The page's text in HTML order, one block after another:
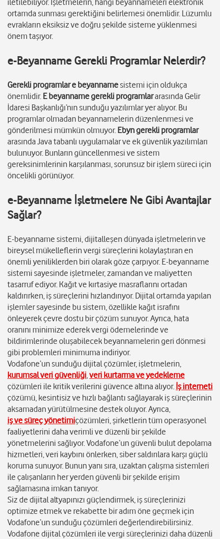
ortamda sunması gerektiğini belirlemesi önemlidir. Lüzumlu
evrakların eksiksiz ve doğru şekilde sisteme yüklenmesi
önem taşıyor.
e-Beyanname Gerekli Programlar Nelerdir?
Gerekli programlar e beyanname sistemi için oldukça
önemlidir. E beyanname gerekli programlararasında Gelir
İdaresi Başkanlığı’nın sunduğu yazılımlar yer alıyor. Bu
programlar olmadan beyannamelerin düzenlenmesi ve
gönderilmesi mümkün olmuyor. Ebyn gerekli programlar
arasında Java tabanlı uygulamalar ve ek güvenlik yazılımları
bulunuyor. Bunların güncellenmesi ve sistem
gereksinimlerinin karşılanması, sorunsuz bir işlem süreci için
öncelikli görünüyor.
e-Beyanname İşletmelere Ne Gibi Avantajlar
Sağlar?
E-beyanname sistemi, dijitalleşen dünyada işletmelerin ve
bireysel mükelleflerin vergi süreçlerini kolaylaştıran en
önemli yeniliklerden biri olarak göze çarpıyor. E-beyanname
sistemi sayesinde işletmeler, zamandan ve maliyetten
tasarruf ediyor. Kağıt ve kırtasiye masraflarını ortadan
kaldırırken, iş süreçlerini hızlandırıyor. Dijital ortamda yapılan
işlemler sayesinde bu sistem, özellikle kağıt israfını
önleyerek çevre dostu bir çözüm sunuyor. Ayrıca, hata
oranını minimize ederek vergi ödemelerinde ve
bildirimlerinde oluşabilecek beyannamelerin geri dönmesi
gibi problemleri minimuma indiriyor.
Vodafone’un sunduğu dijital çözümler, işletmelerin,
kurumsal veri güvenliği veri kurtarma ve yedekleme
çözümleri ile kritik verilerini güvence altına alıyor. İş interneti
çözümü, kesintisiz ve hızlı bağlantı sağlayarak iş süreçlerinin
aksamadan yürütülmesine destek oluyor. Ayrıca,
iş ve süreç yönetimiçözümleri, şirketlerin tüm operasyonel
faaliyetlerini daha verimli ve düzenli bir şekilde
yönetmelerini sağlıyor. Vodafone’un güvenli bulut depolama
hizmetleri, veri kaybını önlerken, siber saldırılara karşı güçlü
koruma sunuyor. Bunun yanı sıra, uzaktan çalışma sistemleri
ile çalışanların her yerden güvenli bir şekilde erişim
sağlamasına imkan tanıyor.
Siz de dijital altyapınızı güçlendirmek, iş süreçlerinizi
optimize etmek ve rekabette bir adım öne geçmek için
Vodafone’un sunduğu çözümleri değerlendirebilirsiniz.
Vodafone dijital çözümleri ile vergi süreçlerinizi daha düzenli